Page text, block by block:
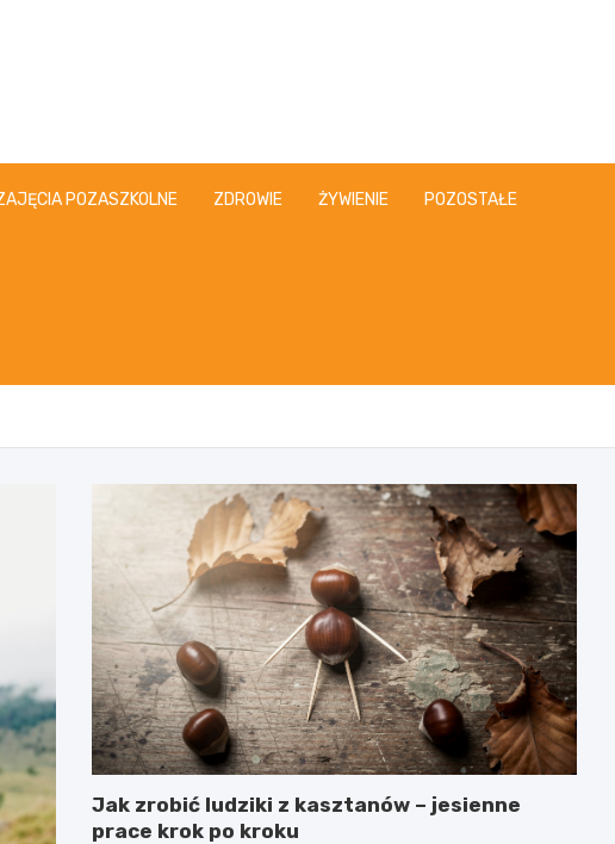
POZASZKOLNE ZDROWIE ŻYWIENIE POZOSTAŁE
Jak zrobić ludziki z kasztanów – jesienne
prace krok po kroku